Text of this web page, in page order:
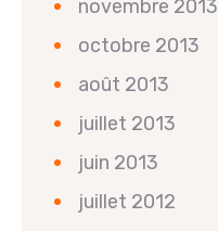
novembre 2013
octobre 2013
août 2013
juillet 2013
juin 2013
juillet 2012